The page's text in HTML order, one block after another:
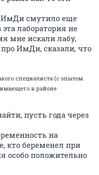
ИмДи смутило еще
лаборатория не
мне искали лабу,
ИмДи, сказали, что
специалиста (с опытом
в районе
пусть года через
на
кто беременел при
особо положительно